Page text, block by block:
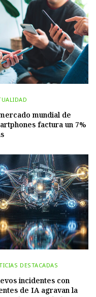
mundial de
factura un 7%
DESTACADAS
incidentes con
de IA agravan la